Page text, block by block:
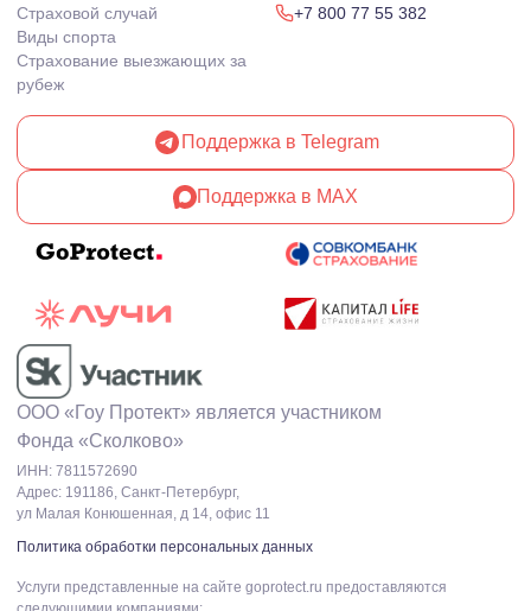
Страховой случай
Виды спорта
Страхование выезжающих за
рубеж
+7 800 77 55 382
Поддержка в Telegram
Поддержка в MAX
ООО «Гоу Протект» является участником
Фонда «Сколково»
ИНН: 7811572690
Адрес: 191186, Санкт-Петербург,
ул Малая Конюшенная, д 14, офис 11
Политика обработки персональных данных
Услуги представленные на сайте goprotect.ru предоставляются